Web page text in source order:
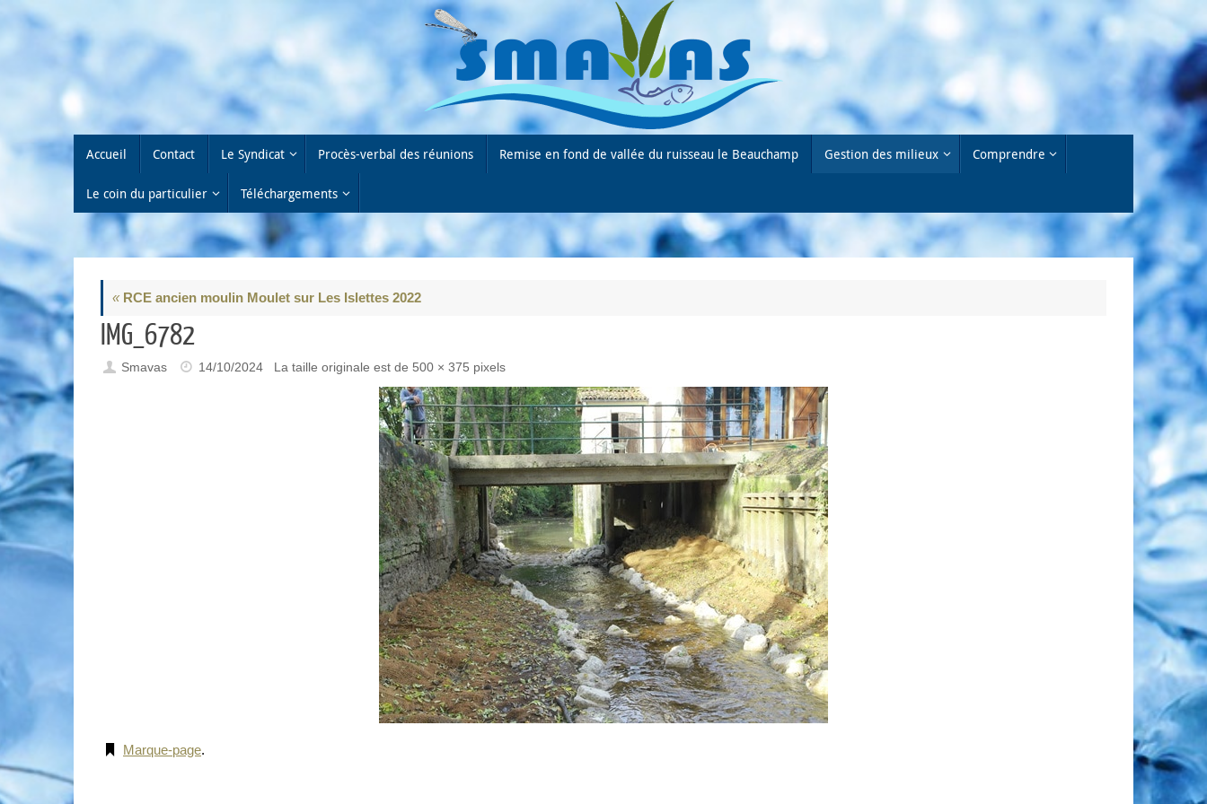
Passer
Passer
auAccueil Contact Le Syndicat Procès-verbal des réunions Remise en fond de vallée du ruisseau le Beauchamp Gestion des milieux Comprendre
Le coin du particulier Téléchargements
« RCE ancien moulin Moulet sur Les Islettes 2022
IMG_6782
Smavas 14/10/2024 La taille originale est de 500 × 375 pixels
Marque-page.